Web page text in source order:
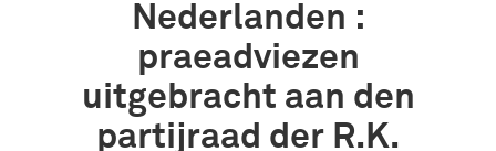
Nederlanden :
praeadviezen
uitgebracht aan den
partijraad der R.K.